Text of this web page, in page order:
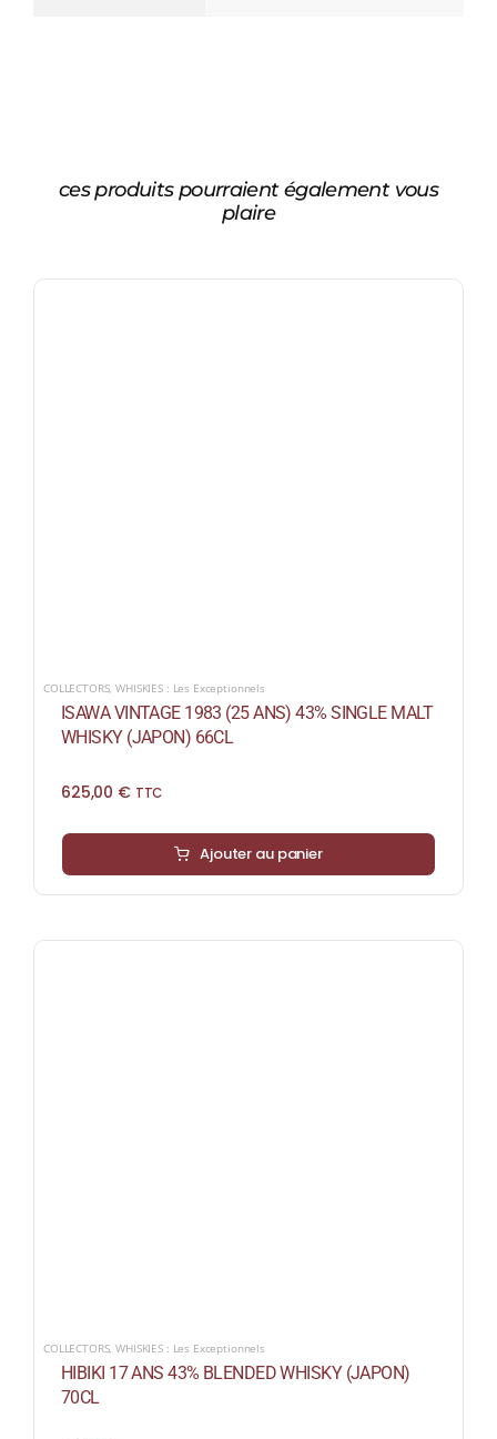
ces produits pourraient également vous
plaire
COLLECTORS,WHISKIES : Les Exceptionnels
ISAWA VINTAGE 1983 (25 ANS) 43% SINGLE MALT
WHISKY (JAPON) 66CL
625,00 € TTC
Ajouter au panier
COLLECTORS,WHISKIES : Les Exceptionnels
HIBIKI 17 ANS 43% BLENDED WHISKY (JAPON)
70CL